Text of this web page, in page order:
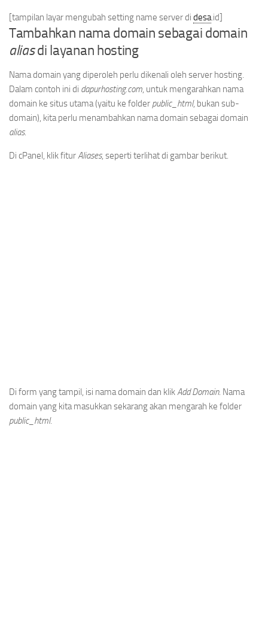
[tampilan layar mengubah setting name server di desa.id]
Tambahkan nama domain sebagai domain
aliasdi layanan hosting
Nama domain yang diperoleh perlu dikenali oleh server hosting.
Dalam contoh ini di dapurhosting.com, untuk mengarahkan nama
domain ke situs utama (yaitu ke folder public_html, bukan sub-
domain), kita perlu menambahkan nama domain sebagai domain
alias.
Di cPanel, klik fiturAliases, seperti terlihat di gambar berikut.
Di form yang tampil, isi nama domain dan klikAdd Domain. Nama
domain yang kita masukkan sekarang akan mengarah ke folder
public_html.